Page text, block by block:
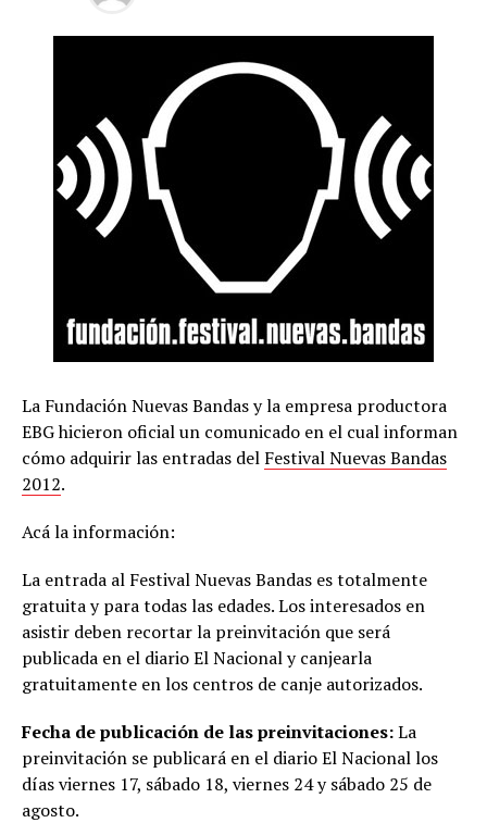
La Fundación Nuevas Bandas y la empresa productora
EBG hicieron oficial un comunicado en el cual informan
cómo adquirir las entradas del Festival Nuevas Bandas
2012.
Acá la información:
La entrada al Festival Nuevas Bandas es totalmente
gratuita y para todas las edades. Los interesados en
asistir deben recortar la preinvitación que será
publicada en el diario El Nacional y canjearla
gratuitamente en los centros de canje autorizados.
Fecha de publicación de las preinvitaciones:La
preinvitación se publicará en el diario El Nacional los
días viernes 17, sábado 18, viernes 24 y sábado 25 de
agosto.